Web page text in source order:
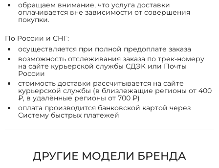
обращаем внимание, что услуга доставки
оплачивается вне зависимости от совершения
покупки.
По России и СНГ:
осуществляется при полной предоплате заказа
возможность отслеживания заказа по трек-номеру
на сайте курьерской службы СДЭК или Почты
России
стоимость доставки рассчитывается на сайте
курьерской службы (в близлежащие регионы от 400
₽, в удалённые регионы от 700 ₽)
оплата производится банковской картой через
Систему быстрых платежей
ДРУГИЕ МОДЕЛИ БРЕНДА